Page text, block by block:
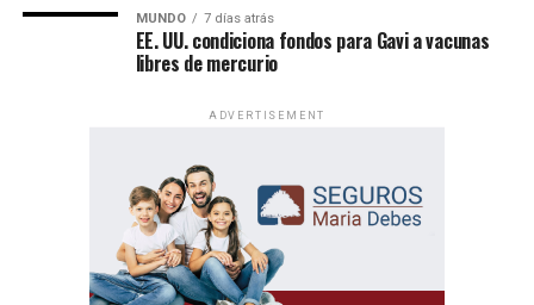
celebran en más de 230 países, mediante la organización
de más de 6,000 asambleas presentadas en más de 500
Por su parte, las Asambleas Internacionales ofrecerán el
permitiendo que personas de diversas culturas e idiomas
participen de un mismo contenido bíblico.
Además del programa espiritual, los delegados
internacionales participarán en actividades de predicación
MUNDO 7 días atrás
EE. UU. condiciona fondos para Gavi a vacunas
libres de mercurio
ADVERTISEMENT